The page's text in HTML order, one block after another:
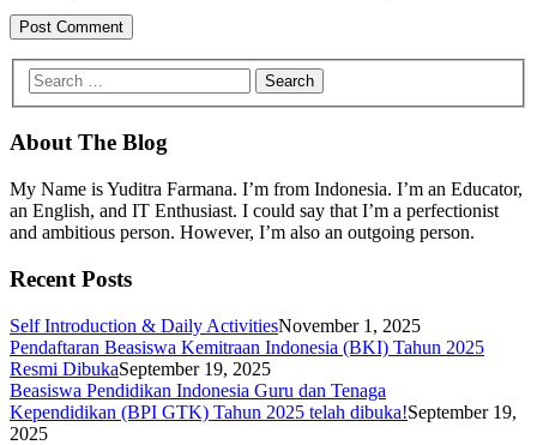
About The Blog
My Name is Yuditra Farmana. I’m from Indonesia. I’m an Educator,
an English, and IT Enthusiast. I could say that I’m a perfectionist
and ambitious person. However, I’m also an outgoing person.
Recent Posts
Self Introduction & Daily ActivitiesNovember 1, 2025
Pendaftaran Beasiswa Kemitraan Indonesia (BKI) Tahun 2025
Resmi DibukaSeptember 19, 2025
Beasiswa Pendidikan Indonesia Guru dan Tenaga
Kependidikan (BPI GTK) Tahun 2025 telah dibuka!September 19,
2025